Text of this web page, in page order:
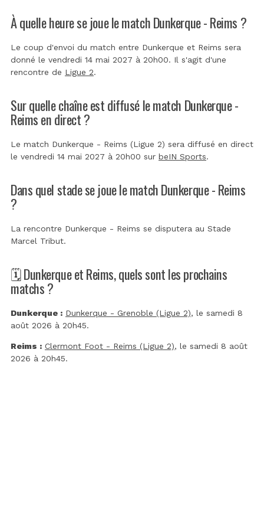
À quelle heure se joue le match Dunkerque - Reims ?
Le coup d'envoi du match entre Dunkerque et Reims sera
donné le vendredi 14 mai 2027 à 20h00. Il s'agit d'une
rencontre de Ligue 2.
Sur quelle chaîne est diffusé le match Dunkerque -
Reims en direct ?
Le match Dunkerque - Reims (Ligue 2) sera diffusé en direct
le vendredi 14 mai 2027 à 20h00 sur beIN Sports.
Dans quel stade se joue le match Dunkerque - Reims
?
La rencontre Dunkerque - Reims se disputera au Stade
Marcel Tribut.
🗓️ Dunkerque et Reims, quels sont les prochains
matchs ?
Dunkerque : Dunkerque - Grenoble (Ligue 2), le samedi 8
août 2026 à 20h45.
Reims : Clermont Foot - Reims (Ligue 2), le samedi 8 août
2026 à 20h45.